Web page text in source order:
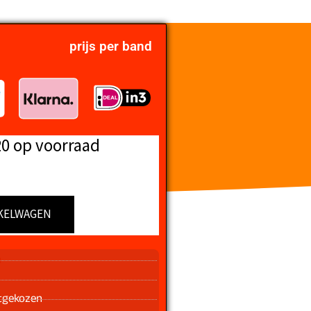
prijs per band
op voorraad